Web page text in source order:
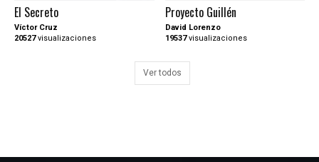
El Secreto
Víctor Cruz
20527visualizaciones
Proyecto Guillén
David Lorenzo
19537visualizaciones
Ver todos